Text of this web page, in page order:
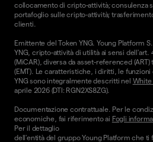
collocamento di cripto-attività; consulenza
portafoglio sulle cripto-attività;
clienti.
Emittente del Token YNG. Young Platform
YNG, cripto-attività di utilità ai sensi dell'art.
(MiCAR), diversa da asset-referenced
(EMT). Le caratteristiche, i diritti, le
YNG sono integralmente descritti nel White
aprile 2026 (DTI: RGN2XS8ZG).
Documentazione contrattuale. Per le
economiche, fai riferimento ai Fogli
Per il dettaglio
dell'entità del gruppo Young Platform che